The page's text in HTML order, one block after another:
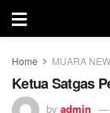
Home MUARA
Ketua Satgas
by admin